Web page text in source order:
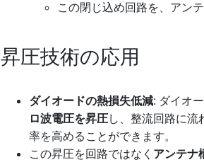
この閉じ込め回路を、アン
昇圧技術の応用
ダイオードの熱損失低減: ダイオ
ロ波電圧を昇圧し、整流回路に流
率を高めることができます。
この昇圧を回路ではなく アンテナ